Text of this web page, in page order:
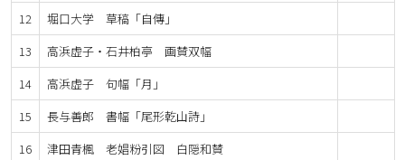
12
堀口大学 草稿「自傳」
13
高浜虚子・石井柏亭 画賛双幅
14
高浜虚子 句幅「月」
15
長与善郎 書幅「尾形乾山詩」
16
津田青楓 老娼粉引図 白隠和賛